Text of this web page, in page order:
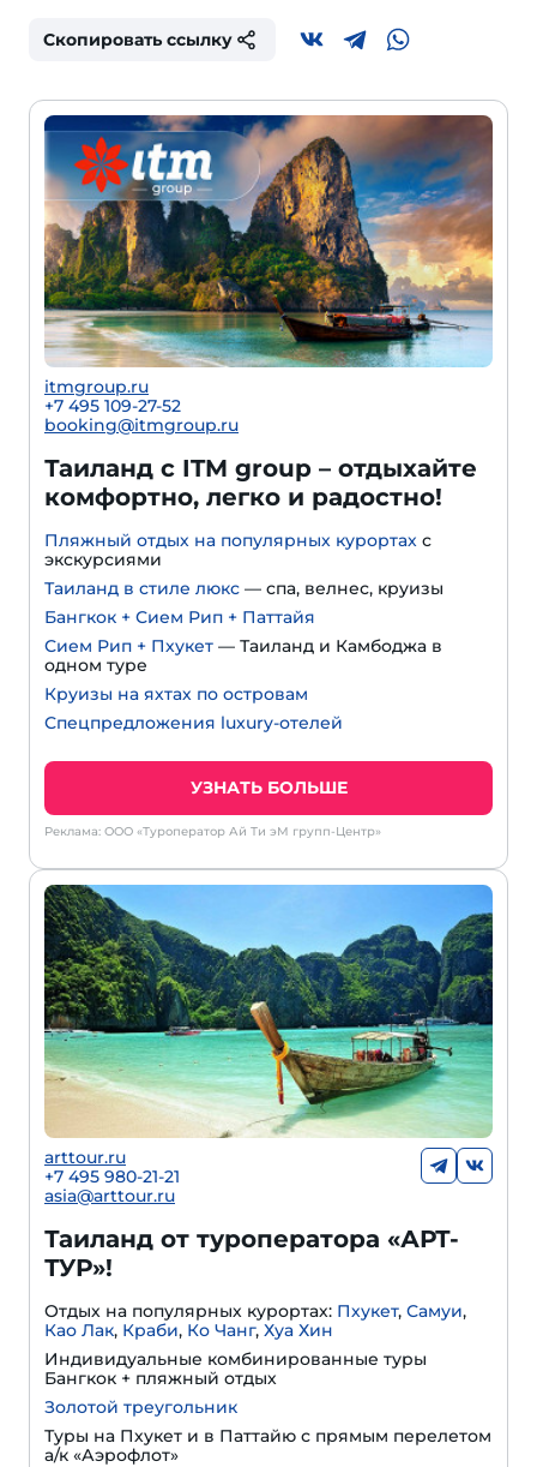
Скопировать ссылку
itmgroup.ru
+7 495 109-27-52
booking@itmgroup.ru
Таиланд с ITM group – отдыхайте
комфортно, легко и радостно!
Пляжный отдых на популярных курортах с
экскурсиями
Таиланд в стиле люкс — спа, велнес, круизы
Бангкок + Сием Рип + Паттайя
Сием Рип + Пхукет — Таиланд и Камбоджа в
одном туре
Круизы на яхтах по островам
Спецпредложения luxury-отелей
УЗНАТЬ БОЛЬШЕ
Реклама: ООО «Туроператор Ай Ти эМ групп-Центр»
arttour.ru
+7 495 980-21-21
asia@arttour.ru
Таиланд от туроператора «АРТ-
ТУР»!
Отдых на популярных курортах: Пхукет, Самуи,
Као Лак, Краби, Ко Чанг, Хуа Хин
Индивидуальные комбинированные туры
Бангкок + пляжный отдых
Золотой треугольник
Туры на Пхукет и в Паттайю с прямым перелетом
а/к «Аэрофлот»